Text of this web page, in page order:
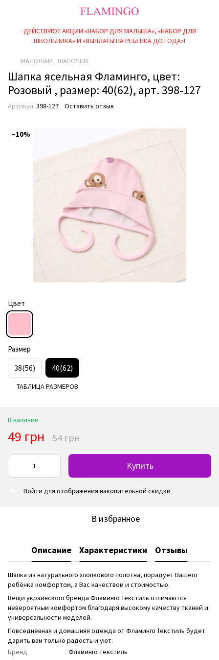
ДЕЙСТВУЮТ АКЦИИ «НАБОР ДЛЯ МАЛЫША», «НАБОР ДЛЯ
ШКОЛЬНИКА» И «ВЫПЛАТЫ НА РЕБEНКА ДО ГОДА»!
МАЛЫШАМ ШАПОЧКИ
Шапка ясельная Фламинго, цвет:
Розовый , размер: 40(62), арт. 398-127
Артикул: 398-127 Оставить отзыв
−10%
Цвет
Размер
38(56) 40(62)
ТАБЛИЦА РАЗМЕРОВ
В наличии
49 грн 54 грн
Купить
Войти для отображения накопительной скидки
В избранное
Описание Характеристики Отзывы
Шапка из натурального хлопкового полотна, порадует Вашего
ребёнка комфортом, а Вас качеством и стоимостью.
Вещи украинского бренда Фламинго Текстиль отличаются
невероятным комфортом благодаря высокому качеству тканей и
универсальности моделей.
Повседневная и домашняя одежда от Фламинго Текстиль будет
дарить вам только радость и уют.
Бренд
Фламинго текстиль